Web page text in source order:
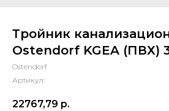
Тройник
Ostendorf KGEA (ПВХ)
Ostendorf
Артикул:
22767,79 р.